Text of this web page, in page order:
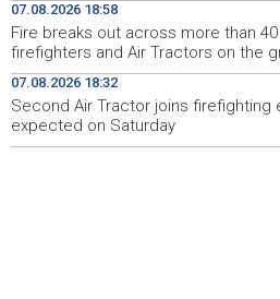
17:26
Kod mosta Brčko - Gunja
sudske medicine utvrđuju porijeklo
17:15
'Pekijada' u Varešu okupila
regiona
07.08.2026 18:58
Fire breaks out across more than
firefighters and Air Tractors on the
07.08.2026 18:32
Second Air Tractor joins firefighting
expected on Saturday